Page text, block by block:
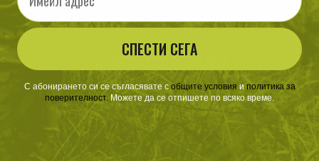
ЗА ПАЗАРУВАНЕТО
ПОЛЕЗНО ЗА КЛИЕНТА
АБОНАМЕНТ ЗА БЮЛЕТИН
✓ нови продукти
✓ стартиращи разпродажби
СПЕСТИ СЕГА
С абонирането си се съгласявате с​ общите условия и политика за
поверителност. Можете да се отпишете по всяко време.